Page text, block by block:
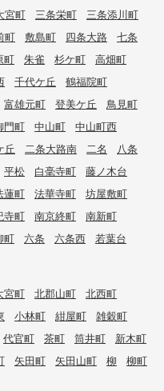
宮町 三条栄町
三条添川町
町 敷島町 四条大路
七条
町 朱雀 杉ケ町
高畑町
千代ケ丘
鶴福院町
富雄元町 登美ケ丘
鳥見町
門町 中山町
中山町西
丘 二条大路南 二名
八条
平松 白毫寺町
藤ノ木台
蓮町 法華寺町
坊屋敷町
寺町 南京終町
南新町
町 六条 六条西 若葉台
宮町 北郡山町
北西町
小林町 紺屋町
雑穀町
代官町 茶町 筒井町
新木町
矢田町 矢田山町 柳
柳町